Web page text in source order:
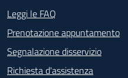
Footer - Contatti
Leggi le FAQ
Prenotazione appuntamento
Segnalazione disservizio
Richiesta d'assistenza